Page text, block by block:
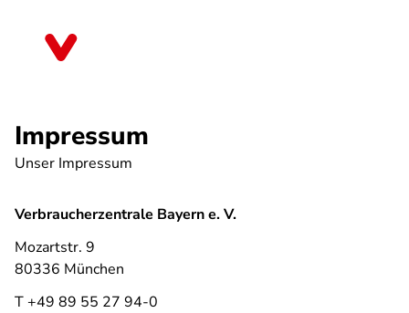
Impressum
Unser Impressum
Verbraucherzentrale Bayern e. V.
Mozartstr. 9
80336 München
T +49 89 55 27 94-0